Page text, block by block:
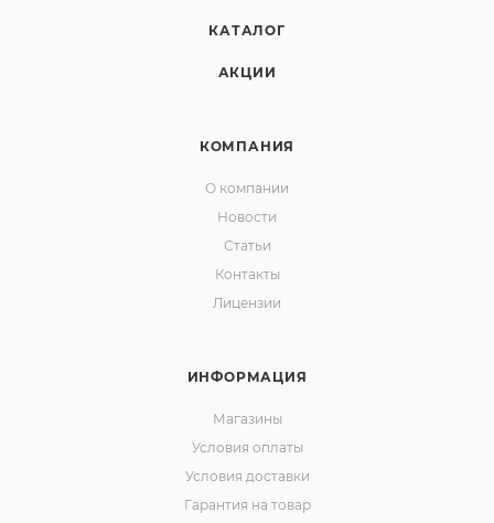
КАТАЛОГ
АКЦИИ
КОМПАНИЯ
О компании
Новости
Статьи
Контакты
Лицензии
ИНФОРМАЦИЯ
Магазины
Условия оплаты
Условия доставки
Гарантия на товар